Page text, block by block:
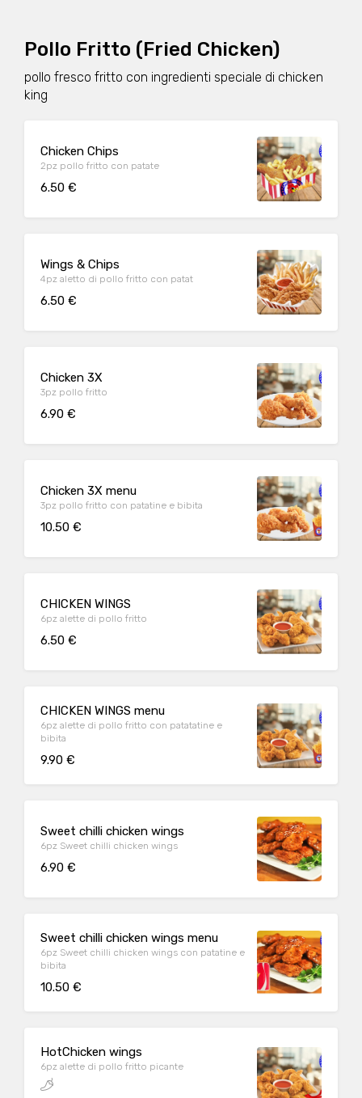
Pollo Fritto (Fried Chicken)
pollo fresco fritto con ingredienti speciale di chicken
king
Chicken Chips
2pz pollo fritto con patate
6.50 €
Wings & Chips
4pz aletto di pollo fritto con patat
6.50 €
Chicken 3X
3pz pollo fritto
6.90 €
Chicken 3X menu
3pz pollo fritto con patatine e bibita
10.50 €
CHICKEN WINGS
6pz alette di pollo fritto
6.50 €
CHICKEN WINGS menu
6pz alette di pollo fritto con patatatine e
bibita
9.90 €
Sweet chilli chicken wings
6pz Sweet chilli chicken wings
6.90 €
Sweet chilli chicken wings menu
6pz Sweet chilli chicken wings con patatine e
bibita
10.50 €
HotChicken wings
6pz alette di pollo fritto picante